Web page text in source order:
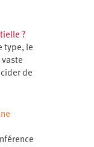
?
type, le
vaste
de